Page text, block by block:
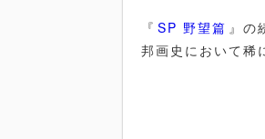
『 SP 野望篇 』の
邦画史において稀